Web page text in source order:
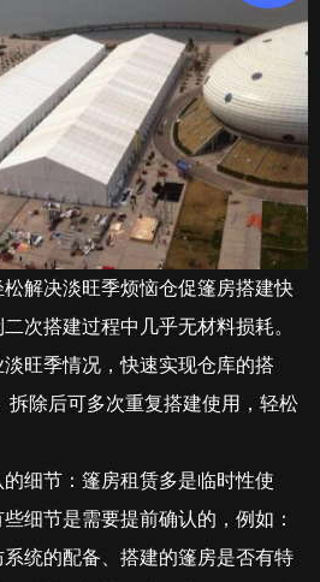
解决淡旺季烦恼仓促篷房搭建快
次搭建过程中几乎无材料损耗。
旺季情况，快速实现仓库的搭
拆除后可多次重复搭建使用，轻松
细节：篷房租赁多是临时性使
细节是需要提前确认的，例如：
统的配备、搭建的篷房是否有特